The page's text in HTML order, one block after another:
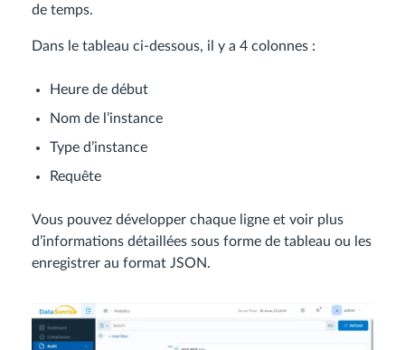
de temps.
Dans le tableau ci-dessous, il y a 4 colonnes :
Heure de début
Nom de l’instance
Type d’instance
Requête
Vous pouvez développer chaque ligne et voir plus
d’informations détaillées sous forme de tableau ou les
enregistrer au format JSON.